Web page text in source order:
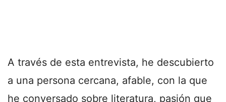
A través de esta entrevista, he descubierto
a una persona cercana, afable, con la que
he conversado sobre literatura, pasión que